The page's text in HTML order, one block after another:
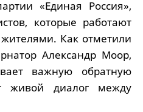
«Единая Россия»,
которые работают
Как отметили
Александр Моор,
важную обратную
живой диалог между